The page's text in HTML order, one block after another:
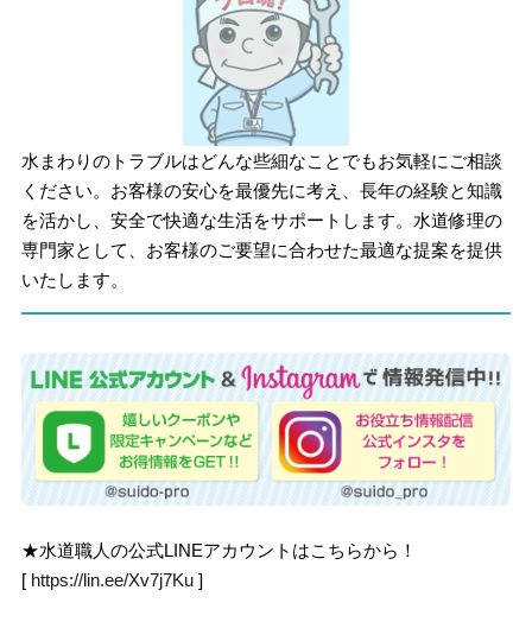
水まわりのトラブルはどんな些細なことでもお気軽にご相談
ください。お客様の安心を最優先に考え、長年の経験と知識
を活かし、安全で快適な生活をサポートします。水道修理の
専門家として、お客様のご要望に合わせた最適な提案を提供
いたします。
★水道職人の公式LINEアカウントはこちらから！
[ https://lin.ee/Xv7j7Ku ]